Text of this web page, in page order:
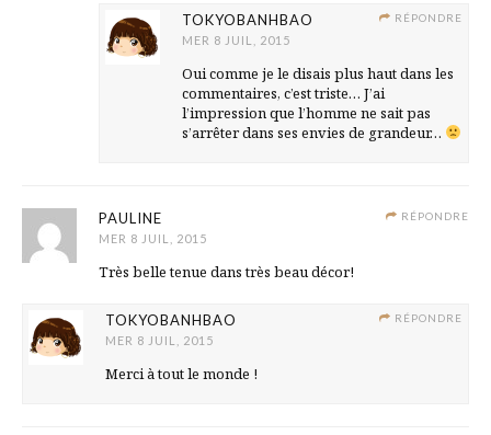
RÉPONDRE
TOKYOBANHBAO
MER 8 JUIL, 2015
Oui comme je le disais plus haut dans les
commentaires, c’est triste… J’ai
l’impression que l’homme ne sait pas
s’arrêter dans ses envies de grandeur…
RÉPONDRE
PAULINE
MER 8 JUIL, 2015
Très belle tenue dans très beau décor!
RÉPONDRE
TOKYOBANHBAO
MER 8 JUIL, 2015
Merci à tout le monde !